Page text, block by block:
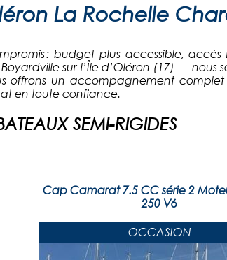
La Rochelle
: budget plus accessible,
sur l’Île d’Oléron (17) — nous
offrons un accompagnement complet
en toute confiance.
SEMI-RIGIDES
Cap Camarat 7.5 CC série 2
250 V6
OCCASION